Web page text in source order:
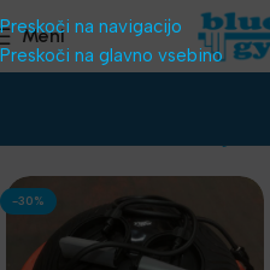
Preskoči na navigacijo
Preskoči na glavno vsebino
Meni
-30%